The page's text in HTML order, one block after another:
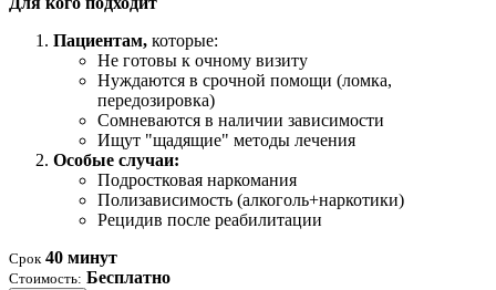
Пациентам, которые:
Не готовы к очному визиту
Нуждаются в срочной помощи (ломка,
передозировка)
Сомневаются в наличии зависимости
Ищут "щадящие" методы лечения
Особые случаи:
Подростковая наркомания
Полизависимость (алкоголь+наркотики)
Рецидив после реабилитации
Срок 40 минут
Стоимость: Бесплатно